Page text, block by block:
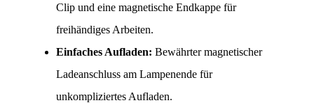
Clip und eine magnetische Endkappe für
freihändiges Arbeiten.
Einfaches Aufladen: Bewährter magnetischer
Ladeanschluss am Lampenende für
unkompliziertes Aufladen.